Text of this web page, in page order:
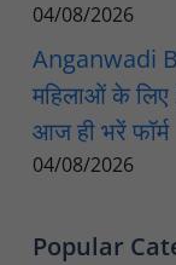
04/08/2026
Anganwadi
महिलाओं के लिए
आज ही भरें फॉर्म
04/08/2026
Popular